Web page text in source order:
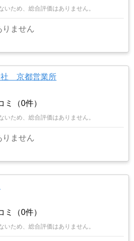
ため、総合評価はありません。
りません
社 京都営業所
ミ（0件）
ため、総合評価はありません。
りません
ミ（0件）
ため、総合評価はありません。